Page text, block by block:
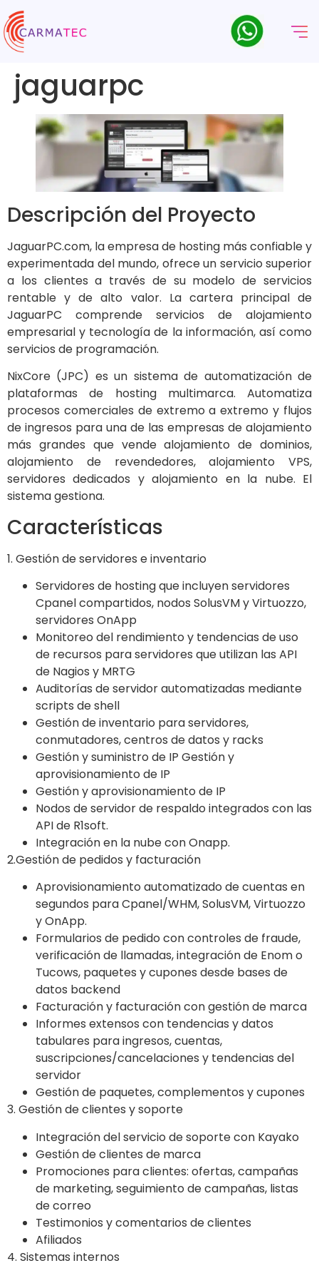
jaguarpc
Descripción del Proyecto
JaguarPC.com, la empresa de hosting más confiable y
experimentada del mundo, ofrece un servicio superior
a los clientes a través de su modelo de servicios
rentable y de alto valor. La cartera principal de
JaguarPC comprende servicios de alojamiento
empresarial y tecnología de la información, así como
servicios de programación.
NixCore (JPC) es un sistema de automatización de
plataformas de hosting multimarca. Automatiza
procesos comerciales de extremo a extremo y flujos
de ingresos para una de las empresas de alojamiento
más grandes que vende alojamiento de dominios,
alojamiento de revendedores, alojamiento VPS,
servidores dedicados y alojamiento en la nube. El
sistema gestiona.
Características
1. Gestión de servidores e inventario
Servidores de hosting que incluyen servidores
Cpanel compartidos, nodos SolusVM y Virtuozzo,
servidores OnApp
Monitoreo del rendimiento y tendencias de uso
de recursos para servidores que utilizan las API
de Nagios y MRTG
Auditorías de servidor automatizadas mediante
scripts de shell
Gestión de inventario para servidores,
conmutadores, centros de datos y racks
Gestión y suministro de IP Gestión y
aprovisionamiento de IP
Gestión y aprovisionamiento de IP
Nodos de servidor de respaldo integrados con las
API de R1soft.
Integración en la nube con Onapp.
2.Gestión de pedidos y facturación
Aprovisionamiento automatizado de cuentas en
segundos para Cpanel/WHM, SolusVM, Virtuozzo
y OnApp.
Formularios de pedido con controles de fraude,
verificación de llamadas, integración de Enom o
Tucows, paquetes y cupones desde bases de
datos backend
Facturación y facturación con gestión de marca
Informes extensos con tendencias y datos
tabulares para ingresos, cuentas,
suscripciones/cancelaciones y tendencias del
servidor
Gestión de paquetes, complementos y cupones
3. Gestión de clientes y soporte
Integración del servicio de soporte con Kayako
Gestión de clientes de marca
Promociones para clientes: ofertas, campañas
de marketing, seguimiento de campañas, listas
de correo
Testimonios y comentarios de clientes
Afiliados
4. Sistemas internos